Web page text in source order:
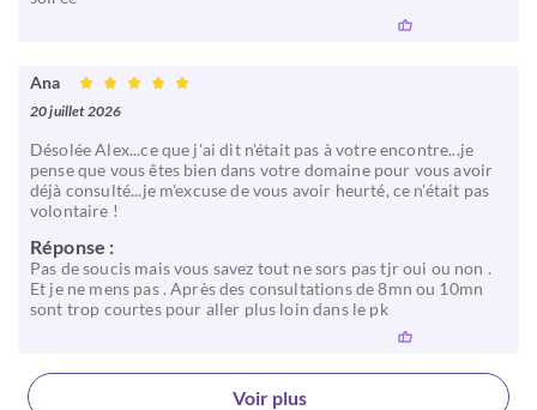
Ana
20 juillet 2026
Désolée Alex...ce que j'ai dit n'était pas à votre encontre...je
pense que vous êtes bien dans votre domaine pour vous avoir
déjà consulté...je m'excuse de vous avoir heurté, ce n'était pas
volontaire !
Réponse :
Pas de soucis mais vous savez tout ne sors pas tjr oui ou non .
Et je ne mens pas . Après des consultations de 8mn ou 10mn
sont trop courtes pour aller plus loin dans le pk
Voir plus